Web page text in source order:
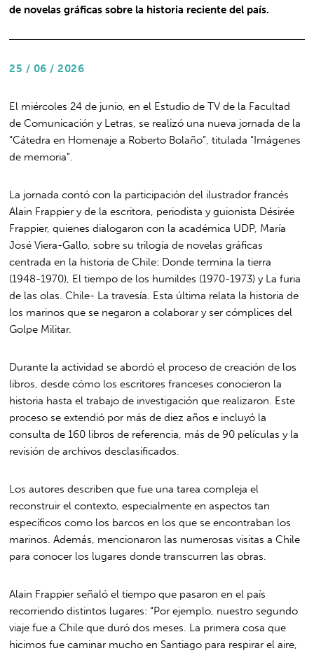
de novelas gráficas sobre la historia reciente del país.
25 / 06 / 2026
El miércoles 24 de junio, en el Estudio de TV de la Facultad
de Comunicación y Letras, se realizó una nueva jornada de la
“Cátedra en Homenaje a Roberto Bolaño”, titulada “Imágenes
de memoria”.
La jornada contó con la participación del ilustrador francés
Alain Frappier y de la escritora, periodista y guionista Désirée
Frappier, quienes dialogaron con la académica UDP, María
José Viera-Gallo, sobre su trilogía de novelas gráficas
centrada en la historia de Chile: Donde termina la tierra
(1948-1970), El tiempo de los humildes (1970-1973) y La furia
de las olas. Chile- La travesía. Esta última relata la historia de
los marinos que se negaron a colaborar y ser cómplices del
Golpe Militar.
Durante la actividad se abordó el proceso de creación de los
libros, desde cómo los escritores franceses conocieron la
historia hasta el trabajo de investigación que realizaron. Este
proceso se extendió por más de diez años e incluyó la
consulta de 160 libros de referencia, más de 90 películas y la
revisión de archivos desclasificados.
Los autores describen que fue una tarea compleja el
reconstruir el contexto, especialmente en aspectos tan
específicos como los barcos en los que se encontraban los
marinos. Además, mencionaron las numerosas visitas a Chile
para conocer los lugares donde transcurren las obras.
Alain Frappier señaló el tiempo que pasaron en el país
recorriendo distintos lugares: “Por ejemplo, nuestro segundo
viaje fue a Chile que duró dos meses. La primera cosa que
hicimos fue caminar mucho en Santiago para respirar el aire,